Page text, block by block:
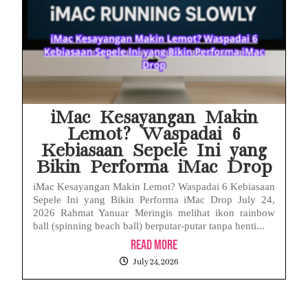
iMac Kesayangan Makin
Lemot? Waspadai 6
Kebiasaan Sepele Ini yang
Bikin Performa iMac Drop
iMac Kesayangan Makin Lemot? Waspadai 6 Kebiasaan
Sepele Ini yang Bikin Performa iMac Drop July 24,
2026 Rahmat Yanuar Meringis melihat ikon rainbow
ball (spinning beach ball) berputar-putar tanpa henti...
Read More
July 24, 2026